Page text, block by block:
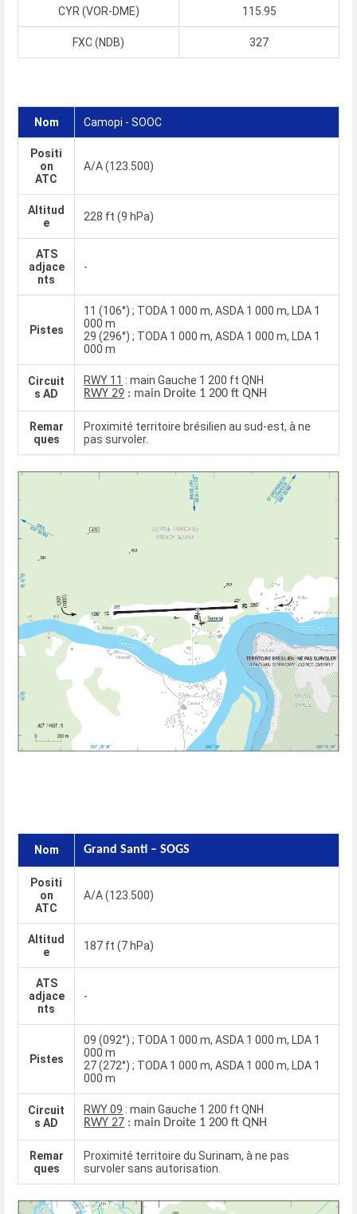
CYR (VOR-DME) 115.95
FXC (NDB) 327
Nom Camopi - SOOC
Positi
on
ATC
A/A (123.500)
Altitud
e
228 ft (9 hPa)
ATS
adjace
nts
-
Pistes
11 (106°) ; TODA 1 000 m, ASDA 1 000 m, LDA 1
000 m
29 (296°) ; TODA 1 000 m, ASDA 1 000 m, LDA 1
000 m
Circuit
s AD
RWY 11 : main Gauche 1 200 ft QNH
RWY 29 : main Droite 1 200 ft QNH
Remar
ques
Proximité territoire brésilien au sud-est, à ne
pas survoler.
Nom Grand Santi – SOGS
Positi
on
ATC
A/A (123.500)
Altitud
e
187 ft (7 hPa)
ATS
adjace
nts
-
Pistes
09 (092°) ; TODA 1 000 m, ASDA 1 000 m, LDA 1
000 m
27 (272°) ; TODA 1 000 m, ASDA 1 000 m, LDA 1
000 m
Circuit
s AD
RWY 09 : main Gauche 1 200 ft QNH
RWY 27 : main Droite 1 200 ft QNH
Remar
ques
Proximité territoire du Surinam, à ne pas
survoler sans autorisation.